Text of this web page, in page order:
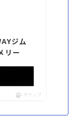
ジム
リー
ポチップ